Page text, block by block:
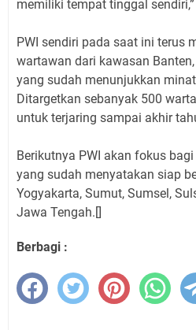
memiliki tempat tinggal
PWI sendiri pada saat ini terus
wartawan dari kawasan
yang sudah menunjukkan
Ditargetkan sebanyak 500
untuk terjaring sampai akhir
Berikutnya PWI akan fokus
yang sudah menyatakan siap
Yogyakarta, Sumut, Sumsel,
Jawa Tengah.[]
Berbagi :